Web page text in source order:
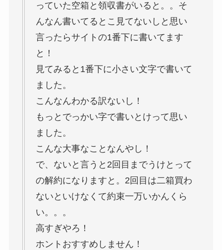
っていた空箱と領収書がいると。。そ
んなん書いてるとこ見てないしと思い
言ったらサイトの1番下に書いてます
と！
見てみると1番下に小さい文字で書いて
ました。
こんなんわかる訳ないし！
もっとでっかい字で書いとけって思い
ました。
こんな大事なことなんやし！
で、ないと言うと2回目までうけとって
の解約になりますと。2回目は二箱買わ
ないといけなくて約束一万いかんくら
い。。。
高すぎやろ！
ホントおすすめしません！